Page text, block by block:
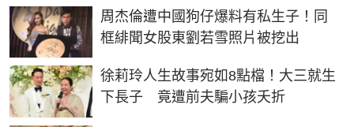
周杰倫遭中國狗仔爆料有私生子！同
框緋聞女股東劉若雪照片被挖出
徐莉玲人生故事宛如8點檔！大三就生
下長子 竟遭前夫騙小孩夭折